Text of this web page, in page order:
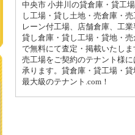
中央市 小井川の貸倉庫・貸工
し工場・貸し土地・売倉庫・
レーン付工場、店舗倉庫、工
貸し倉庫・貸し工場・貸地・
で無料にて査定・掲載いたし
売工場をご契約のテナント様
承ります。貸倉庫・貸工場・
最大級のテナント.com！